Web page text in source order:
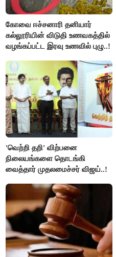
கோவை ஈச்சனாரி தனியார்
கல்லூரியின் விடுதி உணவகத்தில்
வழங்கப்பட்ட இரவு உணவில் புழு..!
'வெற்றி தறி' விற்பனை
நிலையங்களை தொடங்கி
வைத்தார் முதலமைச்சர் விஜய்..!